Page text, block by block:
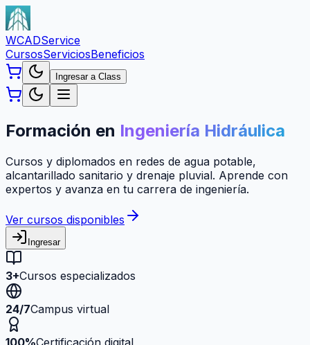
WCADService
CursosServiciosBeneficios
Ingresar a Class
Formación en Ingeniería Hidráulica
Cursos y diplomados en redes de agua potable,
alcantarillado sanitario y drenaje pluvial. Aprende con
expertos y avanza en tu carrera de ingeniería.
Ver cursos disponibles
Ingresar
3+Cursos especializados
24/7Campus virtual
100%Certificación digital